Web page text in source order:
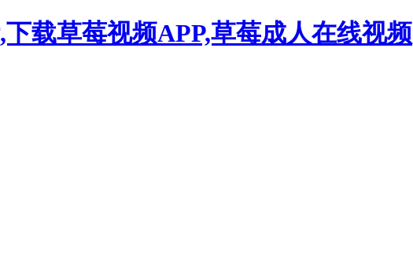
载草莓视频APP,草莓成人在线视频